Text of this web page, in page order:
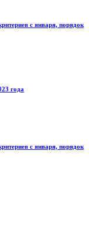
с января, порядок
года
с января, порядок